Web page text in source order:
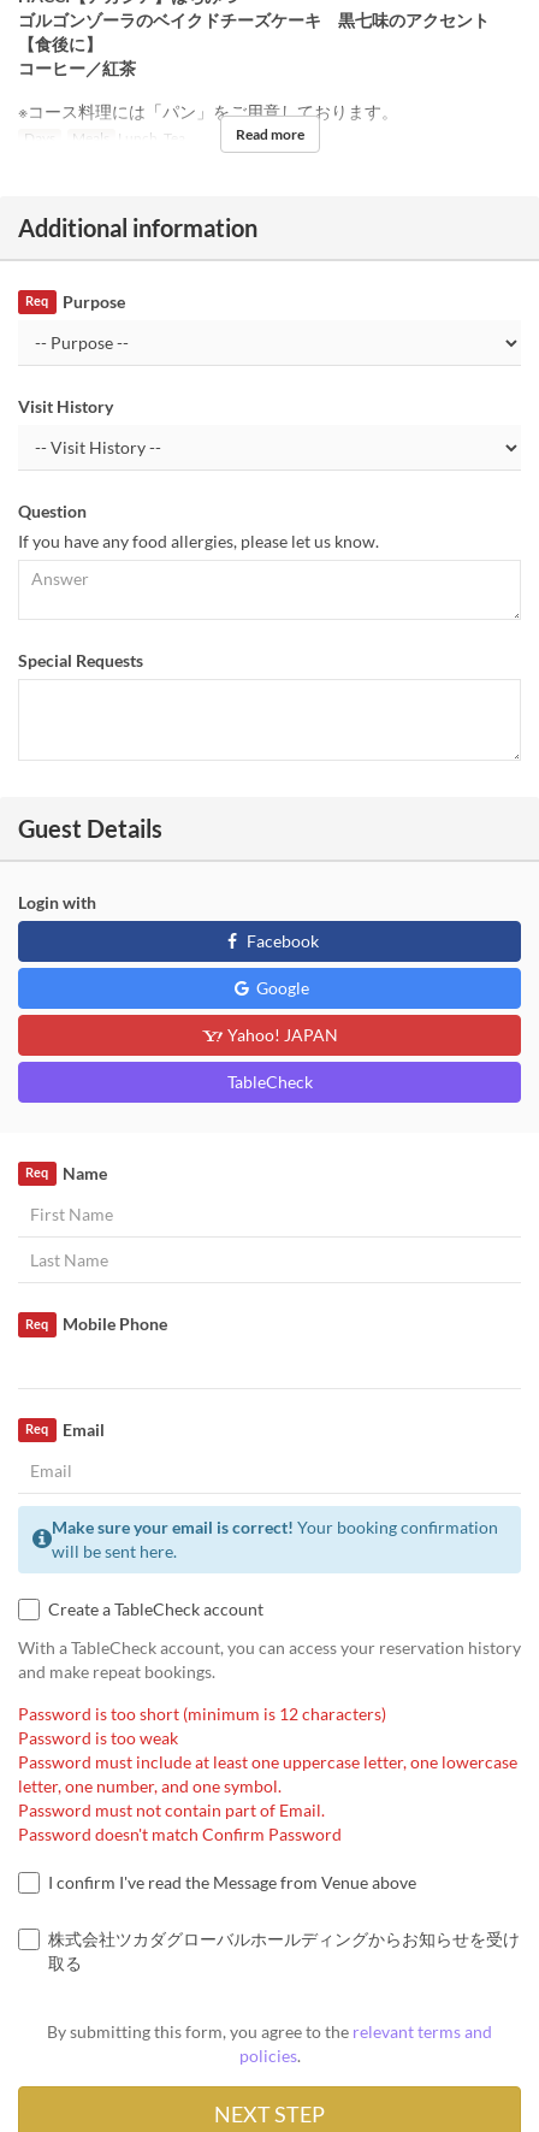
ゴルゴンゾーラのベイクドチーズケーキ 黒七味のアクセント
【食後に】
コーヒー／紅茶
※コース料理には「パン」をご用意しております。
Days Meals Lunch, Tea Read more
Additional information
Purpose
Req
Visit History
Question
If you have any food allergies, please let us know.
Special Requests
Guest Details
Login with
Facebook
Google
Yahoo! JAPAN
TableCheck
Name
Req
Mobile Phone
Req
Email
Req
Make sure your email is correct! Your booking confirmation
will be sent here.
Create a TableCheck account
With a TableCheck account, you can access your reservation history
and make repeat bookings.
Password is too short (minimum is 12 characters)
Password is too weak
Password must include at least one uppercase letter, one lowercase
letter, one number, and one symbol.
Password must not contain part of Email.
Password doesn't match Confirm Password
I confirm I've read the Message from Venue above
株式会社ツカダグローバルホールディングからお知らせを受け
取る
By submitting this form, you agree to the relevant terms and
policies.